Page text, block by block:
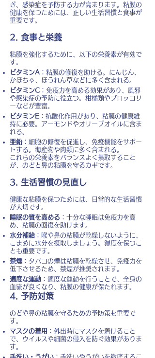
ぎ、感染症を予防する力が高まります。粘膜の
健康を保つためには、正しい生活習慣と食事が
重要です。
2. 食事と栄養
粘膜を強化するために、以下の栄養素が有効で
す。
ビタミンA ：粘膜の修復を助ける。にんじん、
かぼちゃ、ほうれん草などに多く含まれる。
ビタミンC ：免疫力を高める効果があり、風邪
や感染症の予防に役立つ。柑橘類やブロッコリ
ーなどが豊富。
ビタミンE ：抗酸化作用があり、粘膜の健康維
持に必要。アーモンドやオリーブオイルに含ま
れる。
亜鉛：細胞の修復を促進し、免疫機能をサポー
トする。海産物や肉類に多く含まれる。
これらの栄養素をバランスよく摂取すること
が、のどと鼻の粘膜を守るカギです。
3. 生活習慣の見直し
健康な粘膜を保つためには、日常的な生活習慣
が大切です。
睡眠の質を高める ：十分な睡眠は免疫力を高
め、粘膜の回復を助けます。
水分補給：喉や鼻の粘膜が乾燥しないように、
こまめに水分を摂取しましょう。湿度を保つこ
とも重要です。
禁煙 ：タバコの煙は粘膜を乾燥させ、免疫力を
低下させるため、禁煙が推奨されます。
適度な運動 ：適度な運動を行うことで、全身の
血流が良くなり、粘膜の健康が保たれます。
4. 予防対策
のどや鼻の粘膜を守るための予防策も重要で
す。
マスクの着用 ：外出時にマスクを着けること
で、ウイルスや細菌の侵入を防ぐ効果がありま
す。